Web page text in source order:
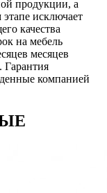
продукции, а
исключает
качества
на мебель
месяцев
Гарантия
компанией